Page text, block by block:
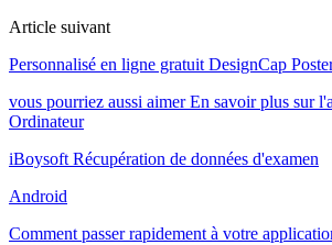
Article suivant
Personnalisé en ligne gratuit DesignCap
vous pourriez aussi aimer En savoir plus sur
Ordinateur
iBoysoft Récupération de données d'examen
Android
Comment passer rapidement à votre